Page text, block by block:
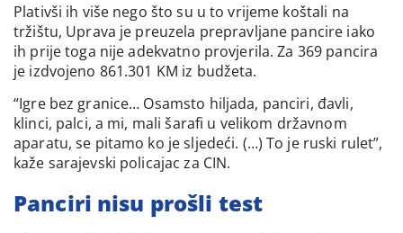
Plativši ih više nego što su u to vrijeme koštali na
tržištu, Uprava je preuzela prepravljane pancire iako
ih prije toga nije adekvatno provjerila. Za 369 pancira
je izdvojeno 861.301 KM iz budžeta.
“Igre bez granice… Osamsto hiljada, panciri, đavli,
klinci, palci, a mi, mali šarafi u velikom državnom
aparatu, se pitamo ko je sljedeći. (…) To je ruski rulet”,
kaže sarajevski policajac za CIN.
Panciri nisu prošli test